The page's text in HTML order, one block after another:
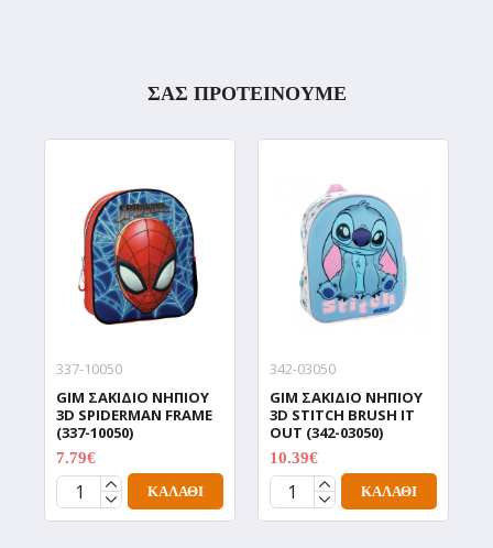
ΣΑΣ ΠΡΟΤΕΙΝΟΥΜΕ
337-10050
GIM ΣΑΚΙΔΙΟ ΝΗΠΙΟΥ
3D SPIDERMAN FRAME
(337-10050)
7.79€
ΚΑΛΆΘΙ
342-03050
GIM ΣΑΚΙΔΙΟ ΝΗΠΙΟΥ
3D STITCH BRUSH IT
OUT (342-03050)
10.39€
ΚΑΛΆΘΙ